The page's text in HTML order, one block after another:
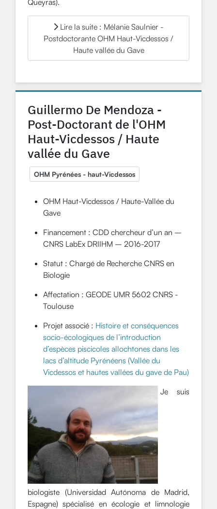
Queyras).
Lire la suite : Mélanie Saulnier -
Postdoctorante OHM Haut-Vicdessos /
Haute vallée du Gave
Guillermo De Mendoza -
Post-Doctorant de l'OHM
Haut-Vicdessos / Haute
vallée du Gave
OHM Pyrénées - haut-Vicdessos
OHM Haut-Vicdessos / Haute-Vallée du
Gave
Financement : CDD chercheur d’un an –
CNRS LabEx DRIIHM – 2016-2017
Statut : Chargé de Recherche CNRS en
Biologie
Affectation : GEODE UMR 5602 CNRS -
Toulouse
Projet associé : Histoire et conséquences
socio-écologiques de l’introduction
d’espèces piscicoles allochtones dans les
lacs d’altitude Pyrénéens (Vallée du
Vicdessos et hautes vallées du gave de Pau)
Je suis
biologiste (Universidad Autónoma de Madrid,
Espagne) spécialisé en écologie et limnologie